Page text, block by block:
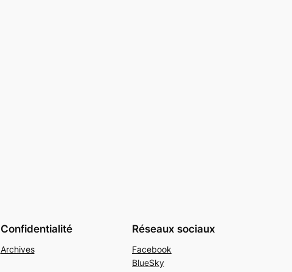
Confidentialité
Archives
Réseaux sociaux
Facebook
BlueSky